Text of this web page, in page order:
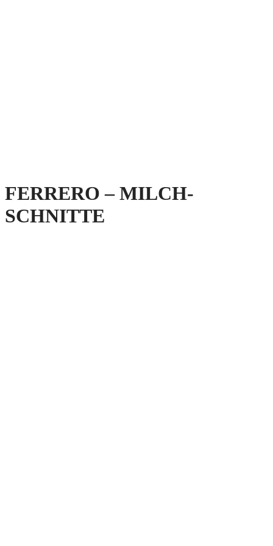
FERRERO – MILCH-
SCHNITTE